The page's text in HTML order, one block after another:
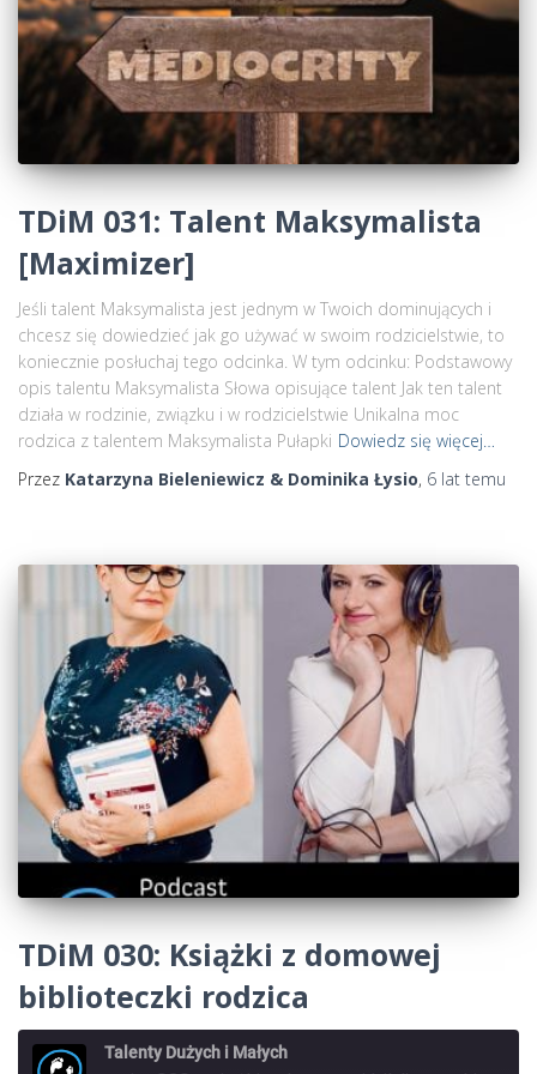
TDiM 031: Talent Maksymalista
[Maximizer]
Jeśli talent Maksymalista jest jednym w Twoich dominujących i
chcesz się dowiedzieć jak go używać w swoim rodzicielstwie, to
koniecznie posłuchaj tego odcinka. W tym odcinku: Podstawowy
opis talentu Maksymalista Słowa opisujące talent Jak ten talent
działa w rodzinie, związku i w rodzicielstwie Unikalna moc
rodzica z talentem Maksymalista Pułapki Dowiedz się więcej…
Przez Katarzyna Bieleniewicz & Dominika Łysio, 6 lat temu
TDiM 030: Książki z domowej
biblioteczki rodzica
Talenty Dużych i Małych